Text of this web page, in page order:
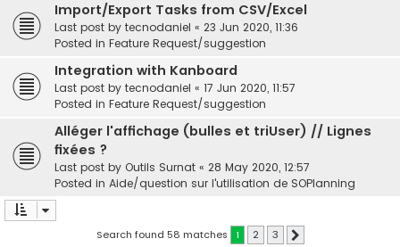
Import/Export Tasks from CSV/Excel
Last post by tecnodaniel « 23 Jun 2020, 11:36
Posted in Feature Request/suggestion
Integration with Kanboard
Last post by tecnodaniel « 17 Jun 2020, 11:57
Posted in Feature Request/suggestion
Alléger l'affichage (bulles et triUser) // Lignes
fixées ?
Last post by Outils Surnat « 28 May 2020, 12:57
Posted in Aide/question sur l'utilisation de SOPlanning
Search found 58 matches 1 2 3